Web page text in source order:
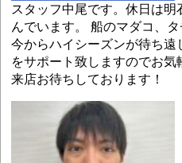
スタッフ中尾です。休日は
んでいます。 船のマダコ、
今からハイシーズンが待ち
をサポート致しますのでお
来店お待ちしております！